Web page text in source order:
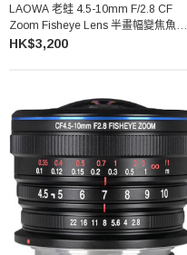
LAOWA 老蛙 4.5-10mm F/2.8 CF
Zoom Fisheye Lens 半畫幅變焦魚眼
鏡頭 (L-Mount)
HK$3,200